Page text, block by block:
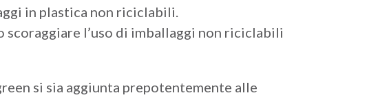
in plastica non riciclabili.
l’uso di imballaggi non riciclabili
si sia aggiunta prepotentemente alle